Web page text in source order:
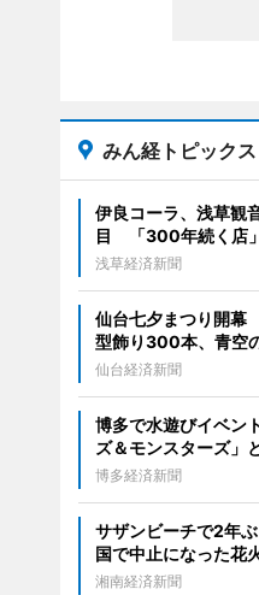
みん経トピックス
伊良コーラ、浅草観
目 「300年続く店
浅草経済新聞
仙台七夕まつり開
型飾り300本、青空
仙台経済新聞
博多で水遊びイベ
ズ＆モンスターズ」
博多経済新聞
サザンビーチで2年
国で中止になった花
湘南経済新聞